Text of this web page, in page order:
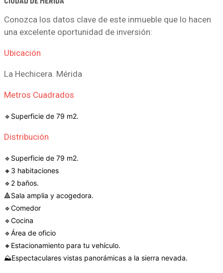
Conozca los datos clave de este inmueble que lo hacen
una excelente oportunidad de inversión:
Ubicación
La Hechicera. Mérida
Metros Cuadrados
🔹Superficie de 79 m2.
Distribución
🔹Superficie de 79 m2.
🔸3 habitaciones
🔹2 baños.
🔺Sala amplia y acogedora.
🔹Comedor
🔹Cocina
🔹Área de oficio
🔸Estacionamiento para tu vehículo.
⛰️Espectaculares vistas panorámicas a la sierra nevada.